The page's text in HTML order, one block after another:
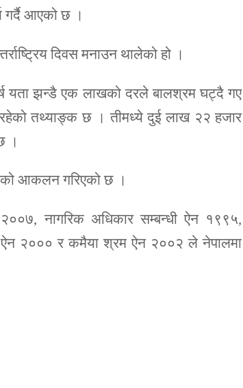
गर्दै आएको छ ।
दिवस मनाउन थालेको हो ।
यता झन्डै एक लाखको दरले बालश्रम घट्दै गए
तथ्याङ्क छ । तीमध्ये दुई लाख २२ हजार
।
आकलन गरिएको छ ।
नागरिक अधिकार सम्बन्धी ऐन १९९५,
ऐन २००० र कमैया श्रम ऐन २००२ ले नेपालमा